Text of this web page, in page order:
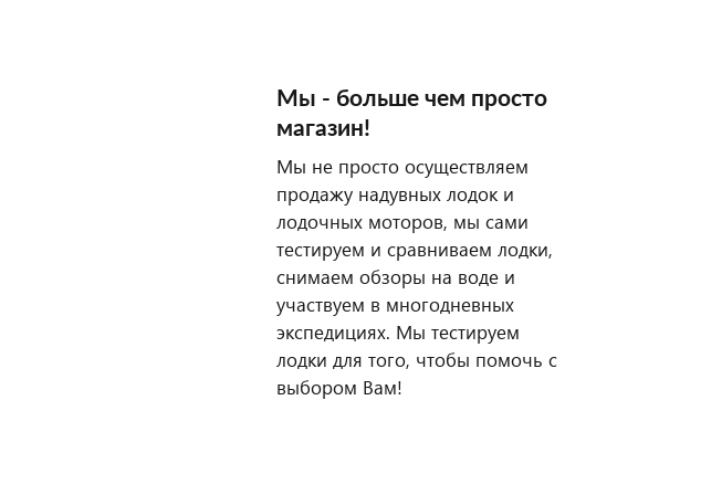
Мы - больше чем просто
магазин!
Мы не просто осуществляем
продажу надувных лодок и
лодочных моторов, мы сами
тестируем и сравниваем лодки,
снимаем обзоры на воде и
участвуем в многодневных
экспедициях. Мы тестируем
лодки для того, чтобы помочь с
выбором Вам!